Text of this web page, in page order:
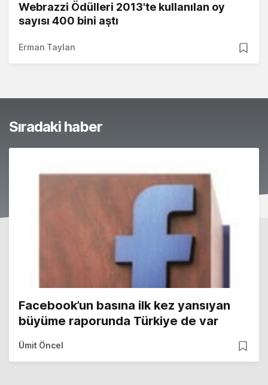
Webrazzi Ödülleri 2013'te kullanılan oy
sayısı 400 bini aştı
Erman Taylan
Sıradaki haber
Facebook’un basına ilk kez yansıyan
büyüme raporunda Türkiye de var
Ümit Öncel